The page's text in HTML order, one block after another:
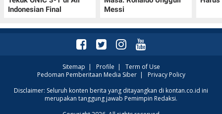
Indonesian Final
Messi
Sitemap | Profile | Term of Use
Pedoman Pemberitaan Media Siber| Privacy Policy
Disclaimer: Seluruh konten berita yang ditayangkan di kontan.co.id ini
merupakan tanggung jawab Pemimpin Redaksi.